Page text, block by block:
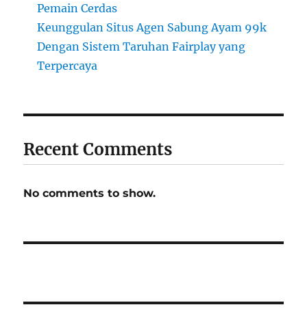
Pemain Cerdas
Keunggulan Situs Agen Sabung Ayam 99k
Dengan Sistem Taruhan Fairplay yang
Terpercaya
Recent Comments
No comments to show.